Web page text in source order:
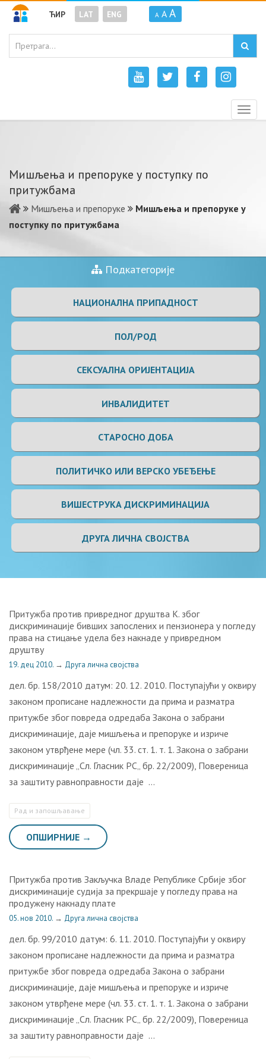
ЋИР LAT ENG A A A
Мишљења и препоруке у поступку по
притужбама
Мишљења и препоруке
Мишљења и препоруке у
поступку по притужбама
Подкатегорије
НАЦИОНАЛНА ПРИПАДНОСТ
ПОЛ/РОД
СЕКСУАЛНА ОРИЈЕНТАЦИЈА
ИНВАЛИДИТЕТ
СТАРОСНО ДОБА
ПОЛИТИЧКО ИЛИ ВЕРСКО УБЕЂЕЊЕ
ВИШЕСТРУКА ДИСКРИМИНАЦИЈА
ДРУГА ЛИЧНА СВОЈСТВА
Притужба против привредног друштва К. због
дискриминације бивших запослених и пензионера у погледу
права на стицање удела без накнаде у привредном
друштву
19. дец 2010. → Друга лична својства
дел. бр. 158/2010 датум: 20. 12. 2010. Поступајући у оквиру
законом прописане надлежности да прима и разматра
притужбе због повреда одредаба Закона о забрани
дискриминације, даје мишљења и препоруке и изриче
законом утврђене мере (чл. 33. ст. 1. т. 1. Закона о забрани
дискриминације „Сл. Гласник РС„ бр. 22/2009), Повереница
за заштиту равноправности даје …
Рaд и зaпoшљaвaњe
ОПШИРНИЈЕ →
Притужба против Закључка Владе Републике Србије због
дискриминације судија за прекршаје у погледу права на
продужену накнаду плате
05. нов 2010. → Друга лична својства
дел. бр. 99/2010 датум: 6. 11. 2010. Поступајући у оквиру
законом прописане надлежности да прима и разматра
притужбе због повреда одредаба Закона о забрани
дискриминације, даје мишљења и препоруке и изриче
законом утврђене мере (чл. 33. ст. 1. т. 1. Закона о забрани
дискриминације „Сл. Гласник РС„ бр. 22/2009), Повереница
за заштиту равноправности даје …